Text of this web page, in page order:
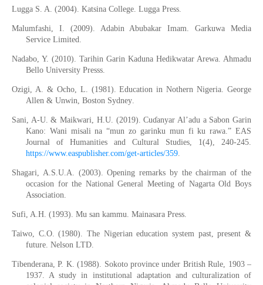
Lugga S. A. (2004). Katsina College. Lugga Press.
Malumfashi, I. (2009). Adabin Abubakar Imam. Garkuwa Media
Service Limited.
Nadabo, Y. (2010). Tarihin Garin Kaduna Hedikwatar Arewa. Ahmadu
Bello University Presss.
Ozigi, A. & Ocho, L. (1981). Education in Nothern Nigeria. George
Allen & Unwin, Boston Sydney.
Sani, A-U. & Maikwari, H.U. (2019). Cuɗanyar Al’adu a Sabon Garin
Kano: Wani misali na “mun zo garinku mun fi ku rawa.” EAS
Journal of Humanities and Cultural Studies, 1(4), 240-245.
https://www.easpublisher.com/get-articles/359.
Shagari, A.S.U.A. (2003). Opening remarks by the chairman of the
occasion for the National General Meeting of Nagarta Old Boys
Association.
Sufi, A.H. (1993). Mu san kammu. Mainasara Press.
Taiwo, C.O. (1980). The Nigerian education system past, present &
future. Nelson LTD.
Tibenderana, P. K. (1988). Sokoto province under British Rule, 1903 –
1937. A study in institutional adaptation and culturalization of